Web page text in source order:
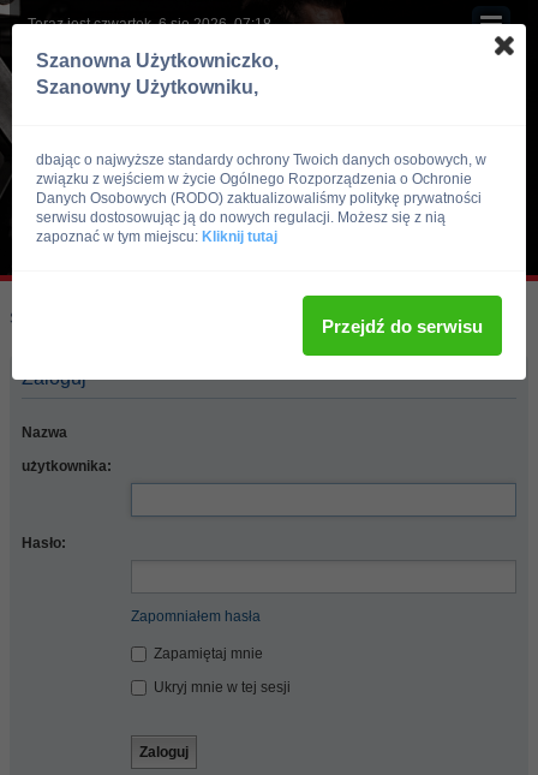
Teraz jest czwartek, 6 sie 2026, 07:18
Skocz do:
Zaloguj
Nazwa
użytkownika:
Hasło:
Zapomniałem hasła
Zapamiętaj mnie
Ukryj mnie w tej sesji
Szanowna Użytkowniczko,
Szanowny Użytkowniku,
dbając o najwyższe standardy ochrony Twoich danych osobowych, w
związku z wejściem w życie Ogólnego Rozporządzenia o Ochronie
Danych Osobowych (RODO) zaktualizowaliśmy politykę prywatności
serwisu dostosowując ją do nowych regulacji. Możesz się z nią
zapoznać w tym miejscu: Kliknij tutaj
Przejdź do serwisu